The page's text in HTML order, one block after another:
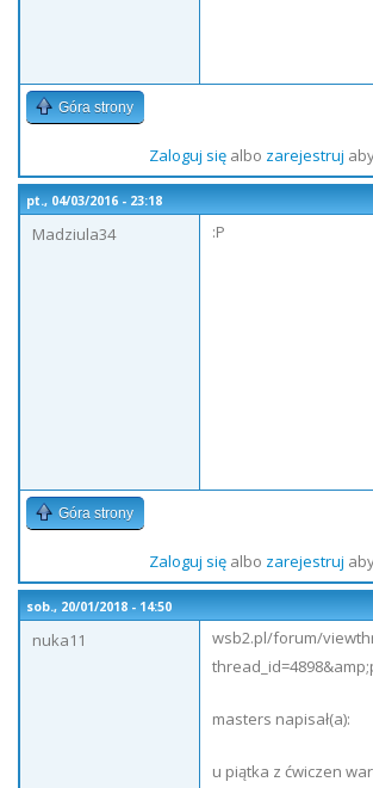
Góra strony
Zaloguj sięalbo zarejestruj
pt., 04/03/2016 - 23:18
Madziula34
:P
Góra strony
Zaloguj sięalbo zarejestruj
sob., 20/01/2018 - 14:50
nuka11
wsb2.pl/forum/
masters napisał(a):
u piątka z ćwiczen